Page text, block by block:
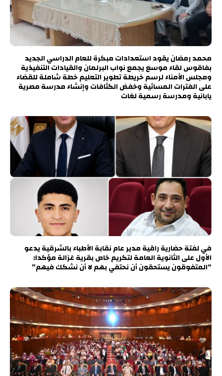
محمد رمضان يقود استعدادات مبكرة للعام الدراسي الجديد
بفاقوس لقاء موسع يجمع نواب البرلمان والقيادات التنفيذية
ومجلس الأمناء لرسم خريطة تطوير التعليم خطة شاملة للقضاء
على الفترات المسائية وخفض الكثافات وإنشاء مدرسة مصرية
يابانية ومدرسة رسمية لغات
في لفتة حضارية راقية مدير عام نقابة الأطباء بالشرقية يدعو
الأول على الثانوية العامة لتكريم خاص بقرية غزالة مؤكدا:
“المتفوقون يستحقون أن نحتفي بهم لا أن نشكك فيهم”